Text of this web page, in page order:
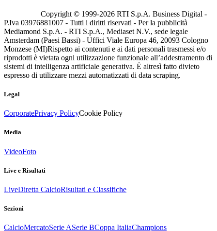
Copyright © 1999-2026 RTI S.p.A. Business Digital -
P.Iva 03976881007 - Tutti i diritti riservati - Per la pubblicità
Mediamond S.p.A. - RTI S.p.A., Mediaset N.V., sede legale
Amsterdam (Paesi Bassi) - Uffici Viale Europa 46, 20093 Cologno
Monzese (MI)Rispetto ai contenuti e ai dati personali trasmessi e/o
riprodotti è vietata ogni utilizzazione funzionale all’addestramento di
sistemi di intelligenza artificiale generativa. È altresì fatto divieto
espresso di utilizzare mezzi automatizzati di data scraping.
Legal
CorporatePrivacy PolicyCookie Policy
Media
VideoFoto
Live e Risultati
LiveDiretta CalcioRisultati e Classifiche
Sezioni
CalcioMercatoSerie ASerie BCoppa ItaliaChampions